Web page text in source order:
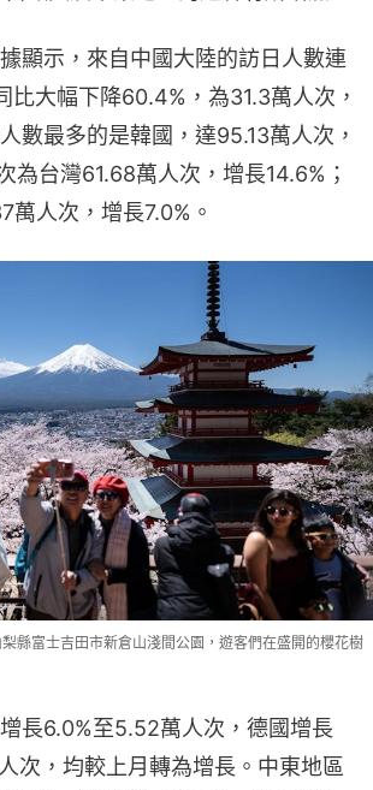
顯示，來自中國大陸的訪日人數連
比大幅下降60.4%，為31.3萬人次，
數最多的是韓國，達95.13萬人次，
為台灣61.68萬人次，增長14.6%；
萬人次，增長7.0%。
縣富士吉田市新倉山淺間公園，遊客們在盛開的櫻花樹
長6.0%至5.52萬人次，德國增長
次，均較上月轉為增長。中東地區